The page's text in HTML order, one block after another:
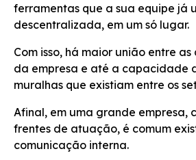
ferramentas que a sua equipe já
descentralizada, em um só lugar.
Com isso, há maior união entre
da empresa e até a capacidade
muralhas que existiam entre os
Afinal, em uma grande empresa,
frentes de atuação, é comum
comunicação interna.